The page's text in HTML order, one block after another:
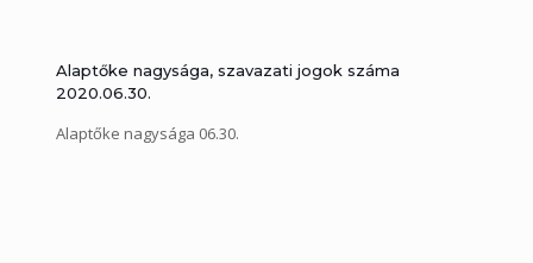
Alaptőke nagysága, szavazati jogok száma
2020.06.30.
Alaptőke nagysága 06.30.